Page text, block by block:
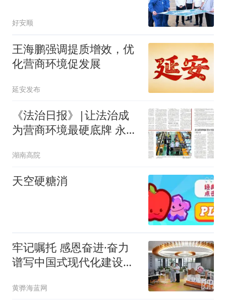
好安顺
王海鹏强调提质增效，优
化营商环境促发展
延安发布
《法治日报》|让法治成
为营商环境最硬底牌 永州
质量发展
湖南高院
天空硬糖消
牢记嘱托 感恩奋进·奋力
谱写中国式现代化建设河
打造一流营商环境
黄骅海蓝网